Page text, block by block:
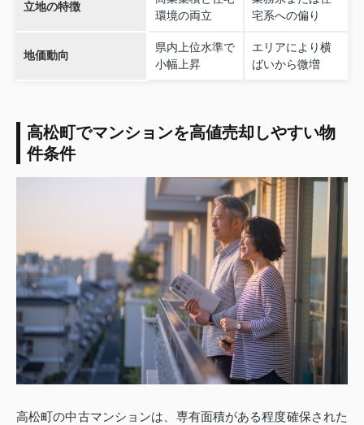
立地の特徴
環境の両立
宅系への偏り
地価動向
県内上位水準で
小幅上昇
エリアにより横
ばいから微増
高松町でマンションを高値売却しやすい物
件条件
高松町の中古マンションは、専有面積がある程度確保された